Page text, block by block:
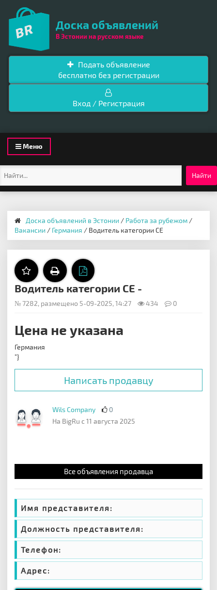
Доска объявлений
В Эстонии на русском языке
Подать объявление
бесплатно без регистрации
Вход / Регистрация
Toggle
navigation
Меню
Найти
Доска объявлений в Эстонии / Работа за рубежом /
Вакансии / Германия / Водитель категории СЕ
Водитель категории СЕ -
№ 7282, размещено 5-09-2025, 14:27 434 0
Цена не указана
Германия
"}
Написать продавцу
Wils Company
0
На BigRu с 11 августа 2025
Все объявления продавца
Имя представителя:
Должность представителя:
Телефон:
Адрес: